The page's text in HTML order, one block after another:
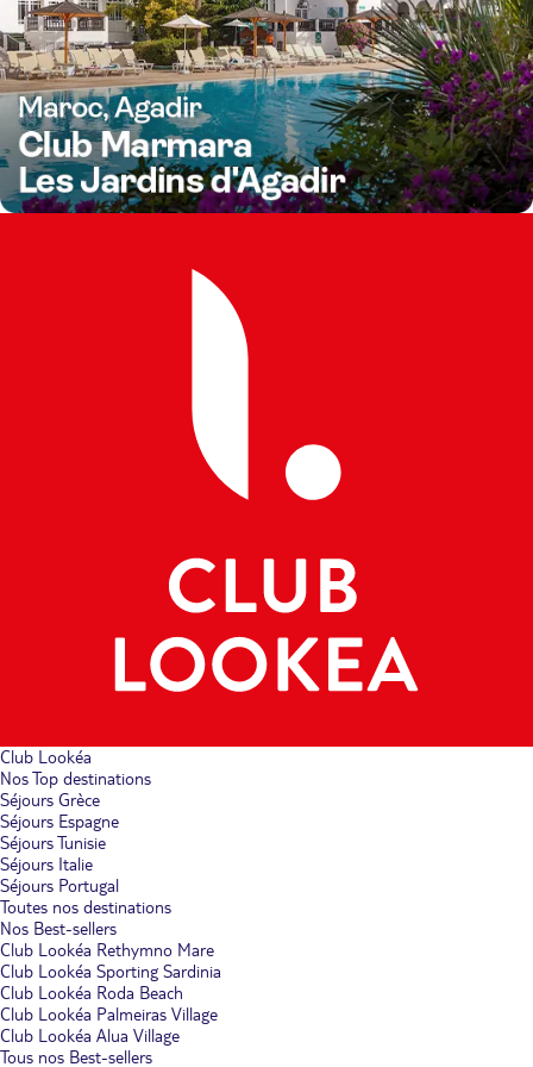
Club Lookéa
Nos Top destinations
Séjours Grèce
Séjours Espagne
Séjours Tunisie
Séjours Italie
Séjours Portugal
Toutes nos destinations
Nos Best-sellers
Club Lookéa Rethymno Mare
Club Lookéa Sporting Sardinia
Club Lookéa Roda Beach
Club Lookéa Palmeiras Village
Club Lookéa Alua Village
Tous nos Best-sellers